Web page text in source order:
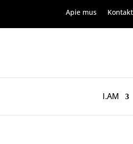
Apie mus
I.AM